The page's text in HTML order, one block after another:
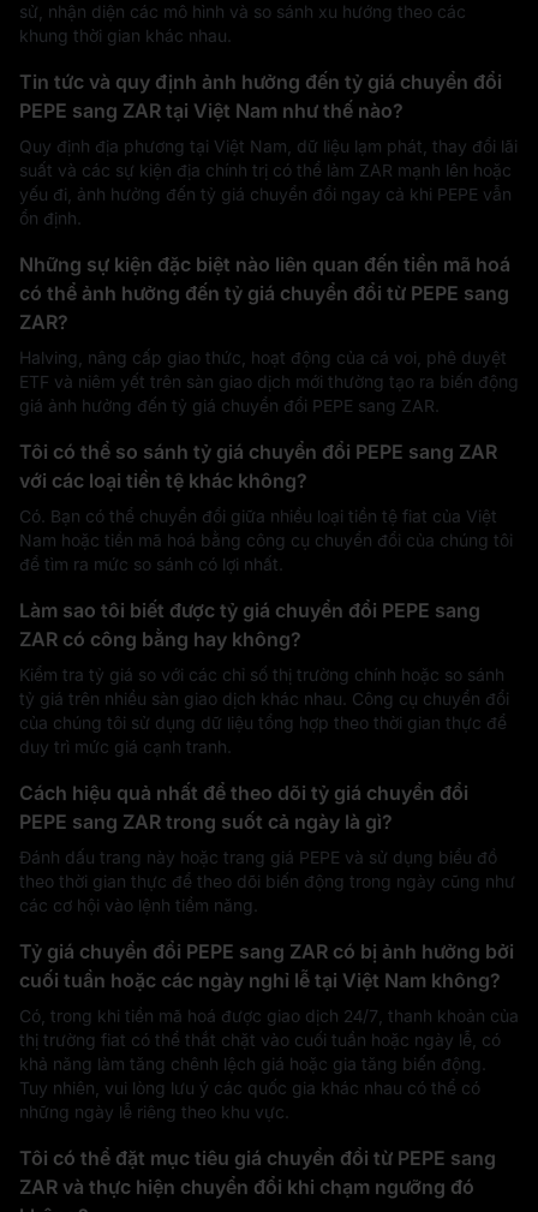
sử, nhận diện các mô hình và so sánh xu hướng theo các
khung thời gian khác nhau.
Tin tức và quy định ảnh hưởng đến tỷ giá chuyển đổi
PEPE sang ZAR tại Việt Nam như thế nào?
Quy định địa phương tại Việt Nam, dữ liệu lạm phát, thay đổi lãi
suất và các sự kiện địa chính trị có thể làm ZAR mạnh lên hoặc
yếu đi, ảnh hưởng đến tỷ giá chuyển đổi ngay cả khi PEPE vẫn
ổn định.
Những sự kiện đặc biệt nào liên quan đến tiền mã hoá
có thể ảnh hưởng đến tỷ giá chuyển đổi từ PEPE sang
ZAR?
Halving, nâng cấp giao thức, hoạt động của cá voi, phê duyệt
ETF và niêm yết trên sàn giao dịch mới thường tạo ra biến động
giá ảnh hưởng đến tỷ giá chuyển đổi PEPE sang ZAR.
Tôi có thể so sánh tỷ giá chuyển đổi PEPE sang ZAR
với các loại tiền tệ khác không?
Có. Bạn có thể chuyển đổi giữa nhiều loại tiền tệ fiat của Việt
Nam hoặc tiền mã hoá bằng công cụ chuyển đổi của chúng tôi
để tìm ra mức so sánh có lợi nhất.
Làm sao tôi biết được tỷ giá chuyển đổi PEPE sang
ZAR có công bằng hay không?
Kiểm tra tỷ giá so với các chỉ số thị trường chính hoặc so sánh
tỷ giá trên nhiều sàn giao dịch khác nhau. Công cụ chuyển đổi
của chúng tôi sử dụng dữ liệu tổng hợp theo thời gian thực để
duy trì mức giá cạnh tranh.
Cách hiệu quả nhất để theo dõi tỷ giá chuyển đổi
PEPE sang ZAR trong suốt cả ngày là gì?
Đánh dấu trang này hoặc trang giá PEPE và sử dụng biểu đồ
theo thời gian thực để theo dõi biến động trong ngày cũng như
các cơ hội vào lệnh tiềm năng.
Tỷ giá chuyển đổi PEPE sang ZAR có bị ảnh hưởng bởi
cuối tuần hoặc các ngày nghỉ lễ tại Việt Nam không?
Có, trong khi tiền mã hoá được giao dịch 24/7, thanh khoản của
thị trường fiat có thể thắt chặt vào cuối tuần hoặc ngày lễ, có
khả năng làm tăng chênh lệch giá hoặc gia tăng biến động.
Tuy nhiên, vui lòng lưu ý các quốc gia khác nhau có thể có
những ngày lễ riêng theo khu vực.
Tôi có thể đặt mục tiêu giá chuyển đổi từ PEPE sang
ZAR và thực hiện chuyển đổi khi chạm ngưỡng đó